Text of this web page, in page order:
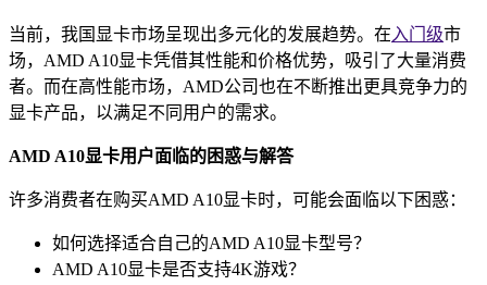
当前，我国显卡市场呈现出多元化的发展趋势。在 入门级市
场，AMD A10显卡凭借其性能和价格优势，吸引了大量消费
者。而在高性能市场，AMD公司也在不断推出更具竞争力的
显卡产品，以满足不同用户的需求。
AMD A10显卡用户面临的困惑与解答
许多消费者在购买AMD A10显卡时，可能会面临以下困惑：
如何选择适合自己的AMD A10显卡型号？
AMD A10显卡是否支持4K游戏？